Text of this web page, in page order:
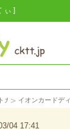
ぃ]
カード
> イオンカードデ
04 17:41